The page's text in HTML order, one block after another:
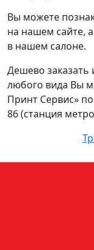
Вы можете
на нашем сайте,
в нашем салоне.
Дешево заказать
любого вида Вы
Принт Сервис» по
86 (станция